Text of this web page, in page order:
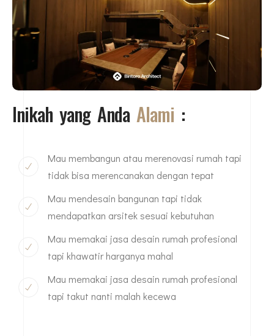
Inikah yang Anda Alami :
Mau membangun atau merenovasi rumah tapi
tidak bisa merencanakan dengan tepat
Mau mendesain bangunan tapi tidak
mendapatkan arsitek sesuai kebutuhan
Mau memakai jasa desain rumah profesional
tapi khawatir harganya mahal
Mau memakai jasa desain rumah profesional
tapi takut nanti malah kecewa